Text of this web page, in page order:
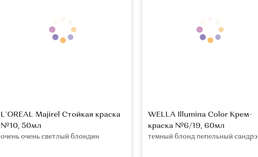
L`OREAL Majirel Стойкая краска
№10, 50мл
очень очень светлый блондин
WELLA Illumina Color Крем-
краска №6/19, 60мл
темный блонд пепельный сандрэ